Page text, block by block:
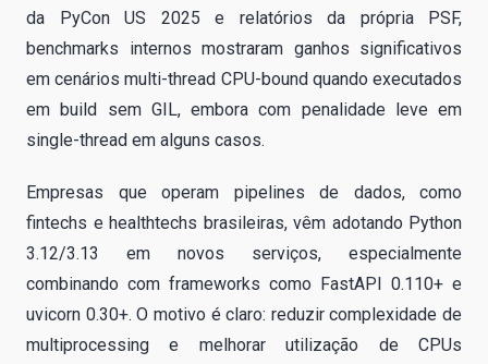
da PyCon US 2025 e relatórios da própria PSF,
benchmarks internos mostraram ganhos significativos
em cenários multi-thread CPU-bound quando executados
em build sem GIL, embora com penalidade leve em
single-thread em alguns casos.
Empresas que operam pipelines de dados, como
fintechs e healthtechs brasileiras, vêm adotando Python
3.12/3.13 em novos serviços, especialmente
combinando com frameworks como FastAPI 0.110+ e
uvicorn 0.30+. O motivo é claro: reduzir complexidade de
multiprocessing e melhorar utilização de CPUs